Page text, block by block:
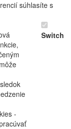
súhlasíte s
-
Switch